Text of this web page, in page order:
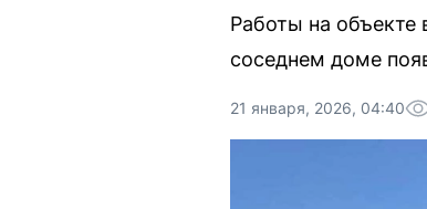
Работы на объекте
соседнем доме
21 января, 2026, 04:40